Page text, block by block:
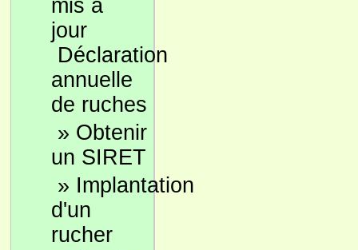
Déclaration
annuelle
de ruches
» Obtenir
un SIRET
» Implantation
d'un
rucher